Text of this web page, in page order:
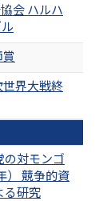
会 ハルハ
界大戦終
の対モンゴ
） 競争的資
る研究